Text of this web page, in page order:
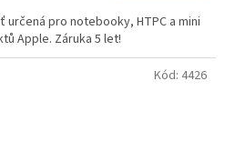
určená pro notebooky, HTPC a mini
Apple. Záruka 5 let!
Kód: 4426